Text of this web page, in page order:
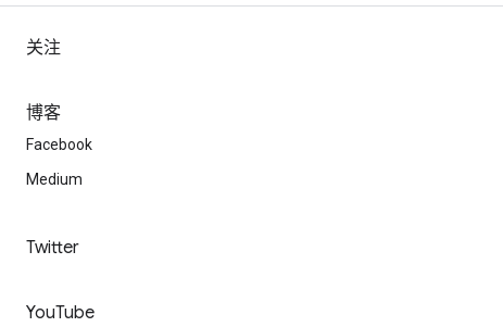
关注
博客
Facebook
Medium
Twitter
YouTube